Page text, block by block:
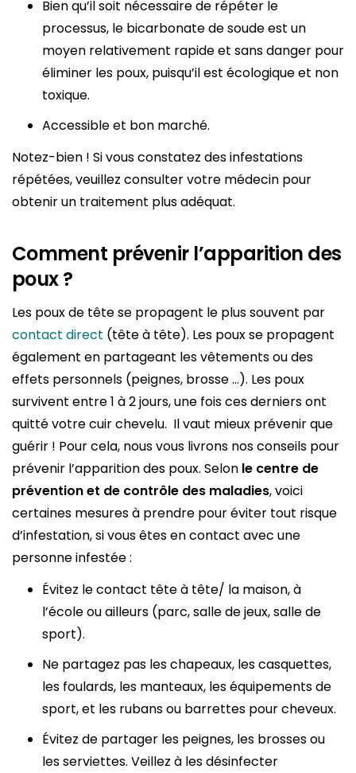
Bien qu’il soit nécessaire de répéter le
processus, le bicarbonate de soude est un
moyen relativement rapide et sans danger pour
éliminer les poux, puisqu’il est écologique et non
toxique.
Accessible et bon marché.
Notez-bien ! Si vous constatez des infestations
répétées, veuillez consulter votre médecin pour
obtenir un traitement plus adéquat.
Comment prévenir l’apparition des
poux ?
Les poux de tête se propagent le plus souvent par
contact direct (tête à tête). Les poux se propagent
également en partageant les vêtements ou des
effets personnels (peignes, brosse …). Les poux
survivent entre 1 à 2 jours, une fois ces derniers ont
quitté votre cuir chevelu. Il vaut mieux prévenir que
guérir ! Pour cela, nous vous livrons nos conseils pour
prévenir l’apparition des poux. Selon le centre de
prévention et de contrôle des maladies, voici
certaines mesures à prendre pour éviter tout risque
d’infestation, si vous êtes en contact avec une
personne infestée :
Évitez le contact tête à tête/ la maison, à
l’école ou ailleurs (parc, salle de jeux, salle de
sport).
Ne partagez pas les chapeaux, les casquettes,
les foulards, les manteaux, les équipements de
sport, et les rubans ou barrettes pour cheveux.
Évitez de partager les peignes, les brosses ou
les serviettes. Veillez à les désinfecter